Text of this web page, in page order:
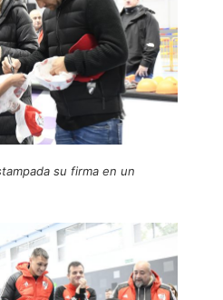
su firma en un